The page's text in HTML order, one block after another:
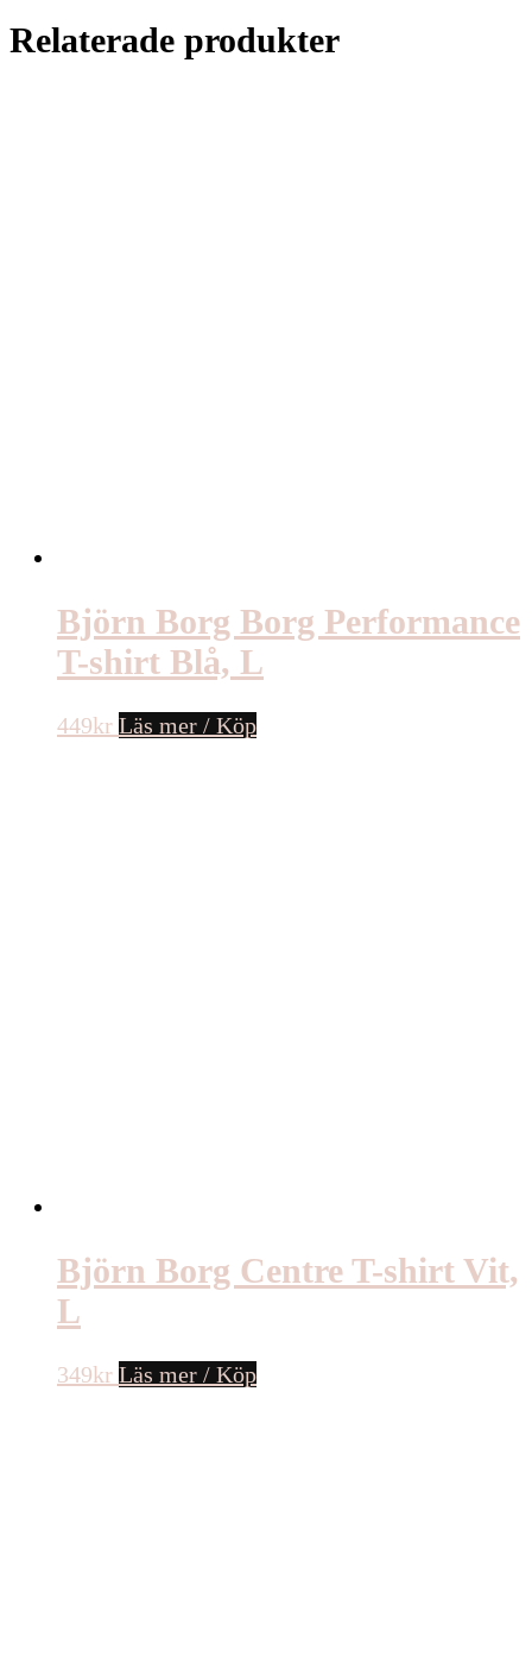
Relaterade produkter
Björn Borg Borg Performance
T-shirt Blå, L
449kr Läs mer / Köp
Björn Borg Centre T-shirt Vit,
L
349kr Läs mer / Köp